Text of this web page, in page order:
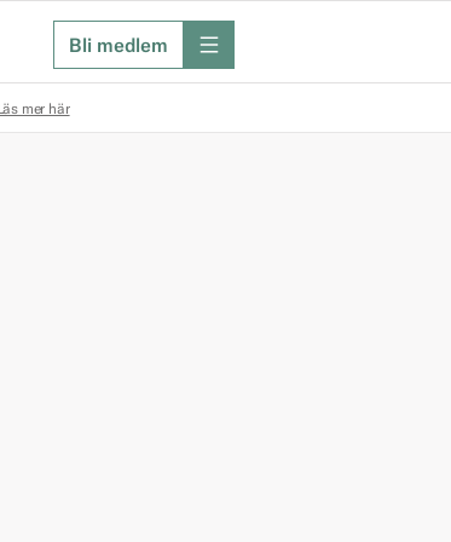
Bli medlem meny
mer här